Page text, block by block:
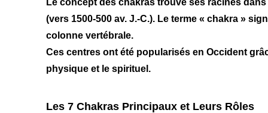
Le concept des chakras trouve ses racines
(vers 1500-500 av. J.-C.). Le terme « chakra »
colonne vertébrale.
Ces centres ont été popularisés en Occident
physique et le spirituel.
Les 7 Chakras Principaux et Leurs Rôles